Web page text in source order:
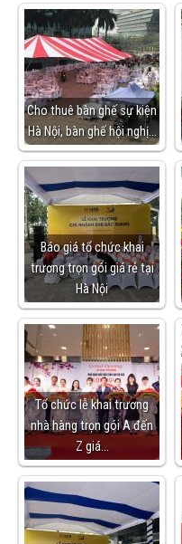
Cho thuê bàn ghế sự kiện
Hà Nội, bàn ghế hội nghị…
Báo giá tổ chức khai
trương trọn gói giá rẻ tại
Hà Nội
Tổ chức lễ khai trương
nhà hàng trọn gói A đến
Z giá…